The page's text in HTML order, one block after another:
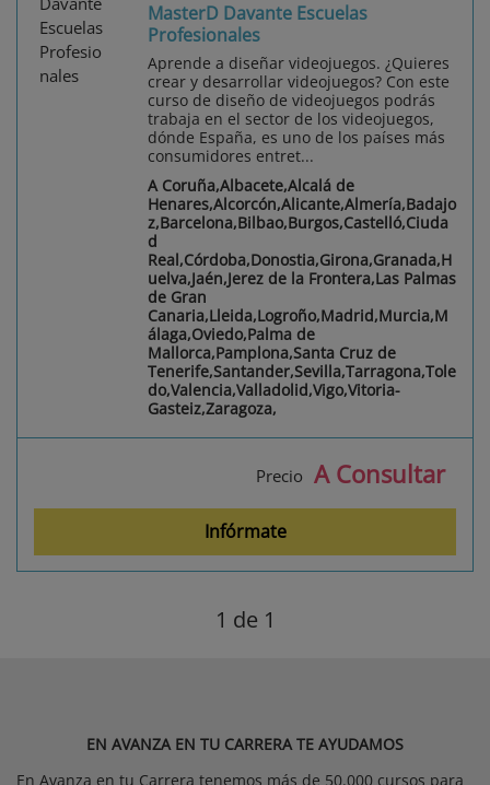
MasterD Davante Escuelas
Profesionales
Aprende a diseñar videojuegos. ¿Quieres
crear y desarrollar videojuegos? Con este
curso de diseño de videojuegos podrás
trabaja en el sector de los videojuegos,
dónde España, es uno de los países más
consumidores entret...
A Coruña,Albacete,Alcalá de
Henares,Alcorcón,Alicante,Almería,Badajo
z,Barcelona,Bilbao,Burgos,Castelló,Ciuda
d
Real,Córdoba,Donostia,Girona,Granada,H
uelva,Jaén,Jerez de la Frontera,Las Palmas
de Gran
Canaria,Lleida,Logroño,Madrid,Murcia,M
álaga,Oviedo,Palma de
Mallorca,Pamplona,Santa Cruz de
Tenerife,Santander,Sevilla,Tarragona,Tole
do,Valencia,Valladolid,Vigo,Vitoria-
Gasteiz,Zaragoza,
Precio A Consultar
Infórmate
1 de 1
EN AVANZA EN TU CARRERA TE AYUDAMOS
En Avanza en tu Carrera tenemos más de 50.000 cursos para